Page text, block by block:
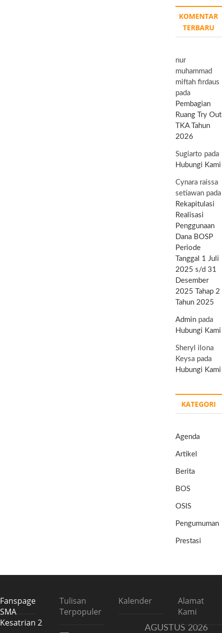
KOMENTAR
TERBARU
nur
muhammad
miftah firdaus
pada
Pembagian
Ruang Try Out
TKA Tahun
2026
Sugiarto pada
Hubungi Kami
Cynara raissa
setiawanpada
Rekapitulasi
Realisasi
Penggunaan
Dana BOSP
Periode
Tanggal 1 Juli
2025 s/d 31
Desember
2025 Tahap 2
Tahun 2025
Adminpada
Hubungi Kami
Sheryl ilona
Keysapada
Hubungi Kami
KATEGORI
Agenda
Artikel
Berita
BOS
OSIS
Pengumuman
Prestasi
Fanspage
SMA
Kesatrian 2
Tulisan
Terpopuler
Kalender
AGUSTUS 2026
Alamat
Kami